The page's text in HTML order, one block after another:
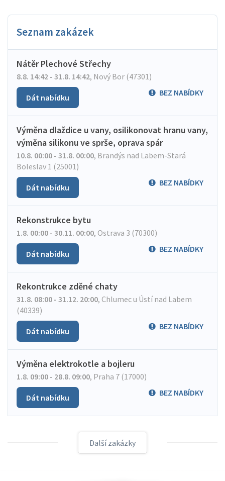
Seznam zakázek
Nátěr Plechové Střechy
8.8. 14:42 - 31.8. 14:42, Nový Bor (47301)
BEZ NABÍDKY
Dát nabídku
Výměna dlaždice u vany, osilikonovat hranu vany,
výměna silikonu ve sprše, oprava spár
10.8. 00:00 - 31.8. 00:00, Brandýs nad Labem-Stará
Boleslav 1 (25001)
BEZ NABÍDKY
Dát nabídku
Rekonstrukce bytu
1.8. 00:00 - 30.11. 00:00, Ostrava 3 (70300)
BEZ NABÍDKY
Dát nabídku
Rekontrukce zděné chaty
31.8. 08:00 - 31.12. 20:00, Chlumec u Ústí nad Labem
(40339)
BEZ NABÍDKY
Dát nabídku
Výměna elektrokotle a bojleru
1.8. 09:00 - 28.8. 09:00, Praha 7 (17000)
BEZ NABÍDKY
Dát nabídku
Další zakázky